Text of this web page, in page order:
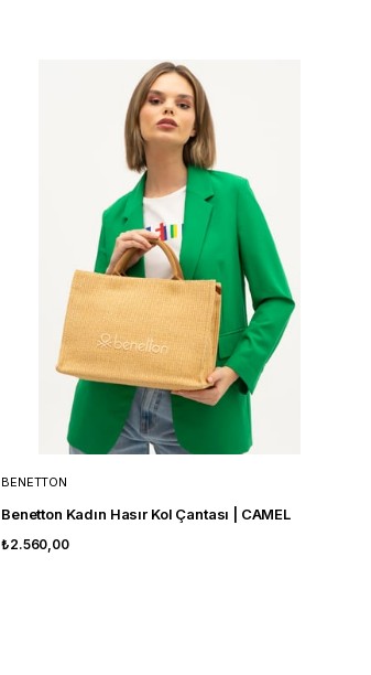
BENETTON
Benetton Kadın Hasır Kol Çantası | CAMEL
₺2.560,00